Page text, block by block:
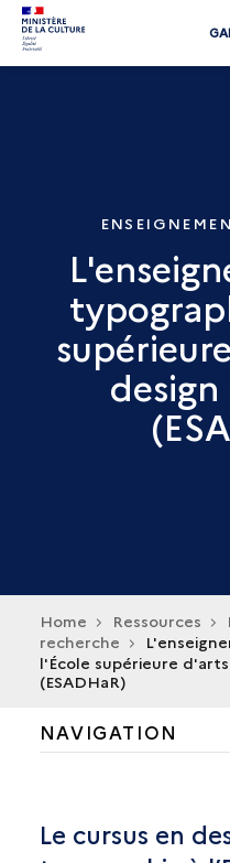
Home Ressources
recherche
l'École supérieure
(ESADHaR)
NAVIGATION
ENSEIGNEMENT ET
Le cursus en